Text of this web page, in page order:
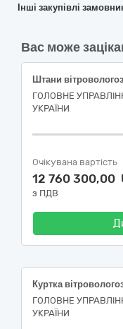
Інші закупівлі
Вас може
Штани
ГОЛОВНЕ
УКРАЇНИ
Очікувана вартість
12 760 300,00
з ПДВ
ГОЛОВНЕ
УКРАЇНИ